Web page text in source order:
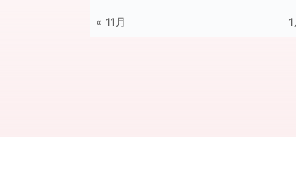
« 11月